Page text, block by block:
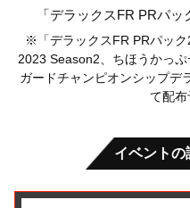
「デラックスFR PRパッ
※「デラックスFR PRパッ
2023 Season2、ちほうかっ
ガードチャンピオンシップデ
て配布
イベントの